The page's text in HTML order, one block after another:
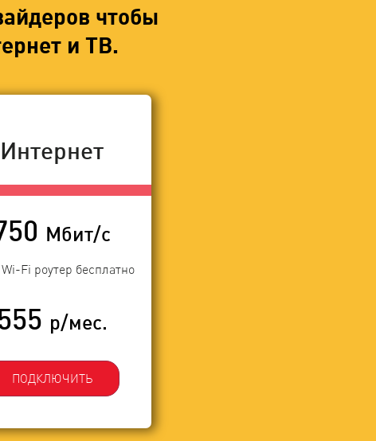
чтобы
и ТВ.
Интернет
Мбит/с
Wi-Fi роутер бесплатно
р/мес.
ПОДКЛЮЧИТЬ